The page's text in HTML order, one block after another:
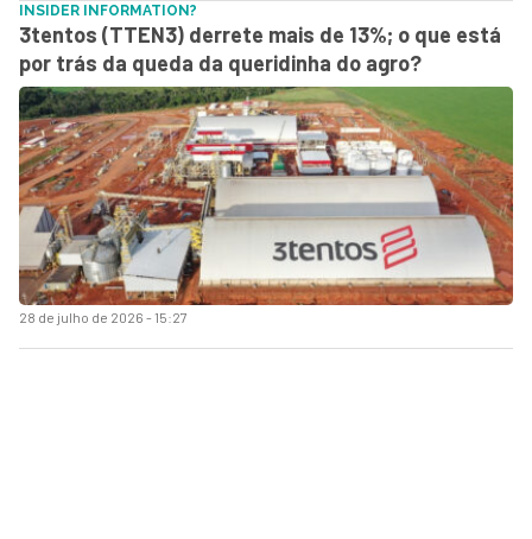
28 de julho de 2026 - 15:27
INSIDER INFORMATION?
3tentos (TTEN3) derrete mais de 13%; o que está
por trás da queda da queridinha do agro?